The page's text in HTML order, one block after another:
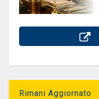
Rimani Aggiornato